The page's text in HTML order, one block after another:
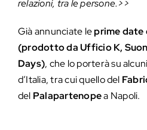
relazioni, tra le persone.>>
Già annunciate leprime date
(prodotto da Ufficio K,
Days), che lo porterà su
d’Italia, tra cui quello del
del Palapartenopea Napoli.